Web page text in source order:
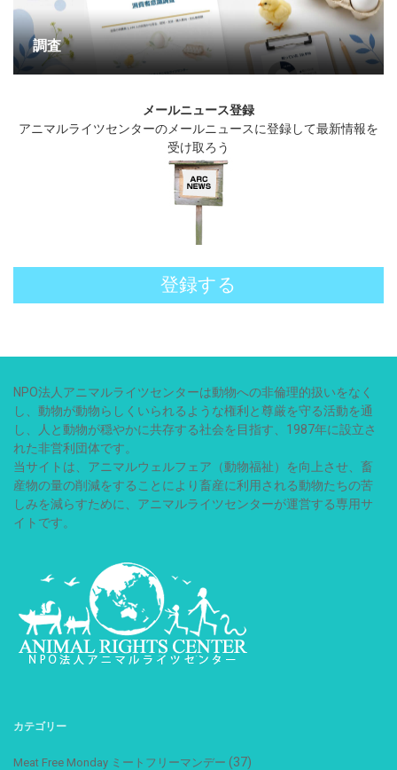
調査
メールニュース登録
アニマルライツセンターのメールニュースに登録して最新情報を
受け取ろう
登録する
NPO法人アニマルライツセンターは動物への非倫理的扱いをなく
し、動物が動物らしくいられるような権利と尊厳を守る活動を通
し、人と動物が穏やかに共存する社会を目指す、1987年に設立さ
れた非営利団体です。
当サイトは、アニマルウェルフェア（動物福祉）を向上させ、畜
産物の量の削減をすることにより畜産に利用される動物たちの苦
しみを減らすために、アニマルライツセンターが運営する専用サ
イトです。
カテゴリー
Meat Free Monday ミートフリーマンデー (37)